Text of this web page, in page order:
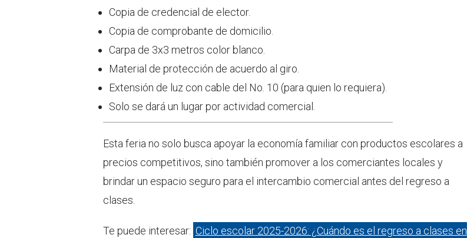
Copia de credencial de elector.
Copia de comprobante de domicilio.
Carpa de 3x3 metros color blanco.
Material de protección de acuerdo al giro.
Extensión de luz con cable del No. 10 (para quien lo requiera).
Solo se dará un lugar por actividad comercial.
Esta feria no solo busca apoyar la economía familiar con productos escolares a
precios competitivos, sino también promover a los comerciantes locales y
brindar un espacio seguro para el intercambio comercial antes del regreso a
clases.
Te puede interesar: Ciclo escolar 2025-2026: ¿Cuándo es el regreso a clases en